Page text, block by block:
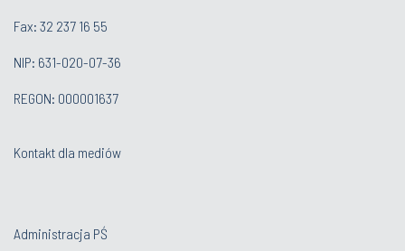
Fax: 32 237 16 55
NIP: 631-020-07-36
REGON: 000001637
Kontakt dla mediów
Administracja PŚ